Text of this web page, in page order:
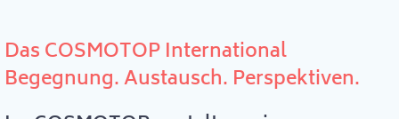
Das COSMOTOP International
Begegnung. Austausch. Perspektiven.